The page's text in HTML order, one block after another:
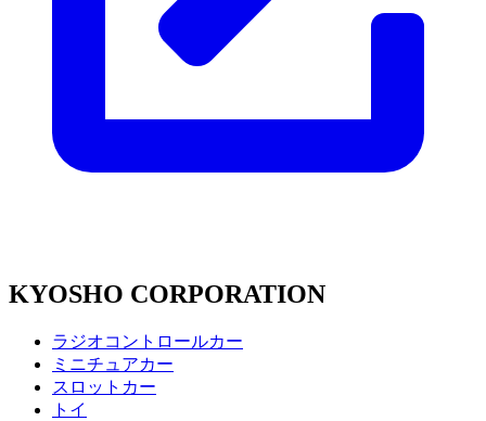
KYOSHO CORPORATION
ラジオコントロールカー
ミニチュアカー
スロットカー
トイ